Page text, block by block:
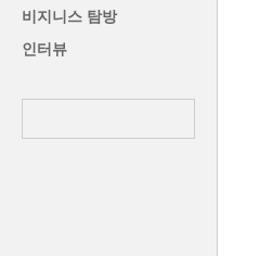
비지니스 탐방
인터뷰